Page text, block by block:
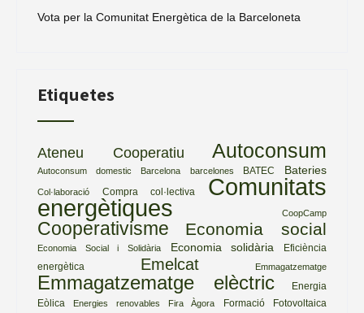
Vota per la Comunitat Energètica de la Barceloneta
Etiquetes
Ateneu Cooperatiu Autoconsum
Autoconsum domestic Barcelona barcelones BATEC Bateries
Col·laboració Compra col·lectiva Comunitats
energètiques CoopCamp
Cooperativisme Economia social
Economia Social i Solidària Economia solidària
Eficiència
energètica
Emelcat Emmagatzematge
Emmagatzematge elèctric
Energia
Eòlica
Energies renovables Fira Àgora Formació Fotovoltaica